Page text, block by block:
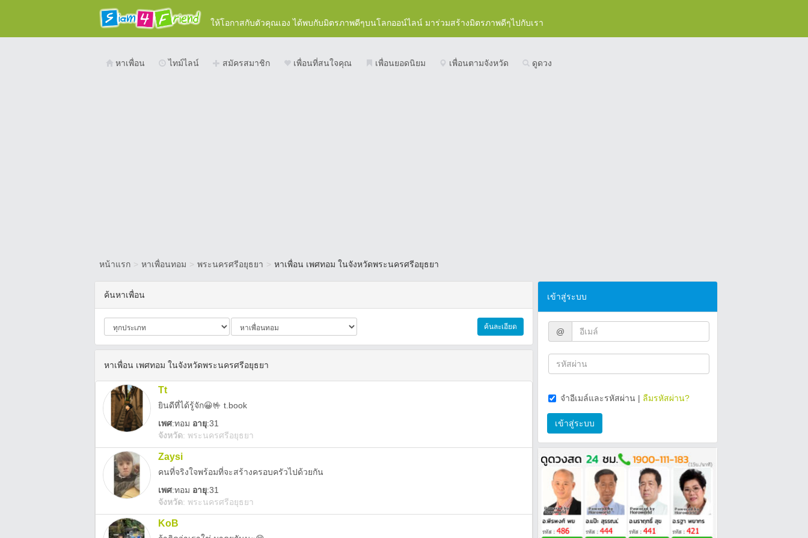
ให้โอกาสกับตัวคุณเอง ได้พบกับมิตรภาพดีๆบนโลกออน์ไลน์ มาร่วมสร้างมิตรภาพดีๆไปกับเรา
หาเพื่อน ไทม์ไลน์ สมัครสมาชิก เพื่อนที่สนใจคุณ เพื่อนยอดนิยม เพื่อนตามจังหวัด ดูดวง
หน้าแรก > หาเพื่อนทอม > พระนครศรีอยุธยา > หาเพื่อน เพศทอม ในจังหวัดพระนครศรีอยุธยา
ค้นหาเพื่อน
ค้นละเอียด
หาเพื่อน เพศทอม ในจังหวัดพระนครศรีอยุธยา
Tt
ยินดีที่ได้รู้จัก😀🤟 t.book
เพศ:ทอม อายุ:31
จังหวัด: พระนครศรีอยุธยา
Zaysi
คนที่จริงใจพร้อมที่จะสร้างครอบครัวไปด้วยกัน
เพศ:ทอม อายุ:31
จังหวัด: พระนครศรีอยุธยา
KoB
เข้าสู่ระบบ
@
จำอีเมล์และรหัสผ่าน | ลืมรหัสผ่าน?
เข้าสู่ระบบ